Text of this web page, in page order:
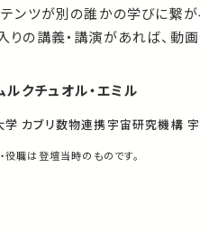
ンツが別の誰かの学びに繋が
りの講義・講演があれば、動
ルクチュオル・エミル
学 カブリ数物連携宇宙研究機構
役職は登壇当時のものです。